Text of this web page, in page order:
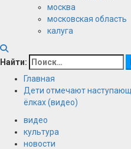
москва
московская область
калуга
Найти:
Главная
Дети отмечают
ёлках (видео)
видео
культура
новости